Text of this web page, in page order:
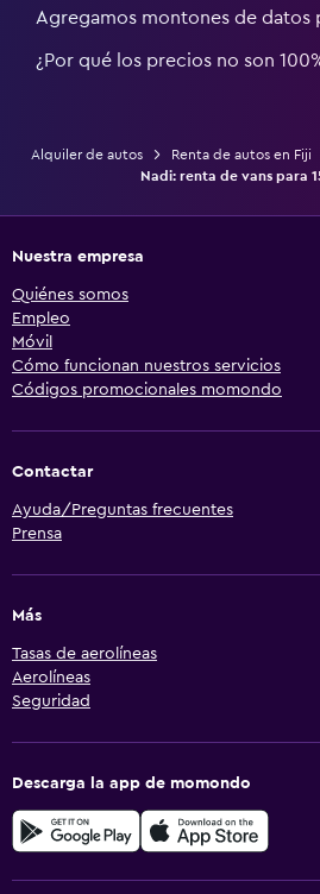
Agregamos montones de datos
¿Por qué los precios no son
Alquiler de autos Renta de autos en Fiji
Nadi: renta de vans para
Nuestra empresa
Quiénes somos
Empleo
Móvil
Cómo funcionan nuestros servicios
Códigos promocionales momondo
Contactar
Ayuda/Preguntas frecuentes
Prensa
Más
Tasas de aerolíneas
Aerolíneas
Seguridad
Descarga la app de momondo